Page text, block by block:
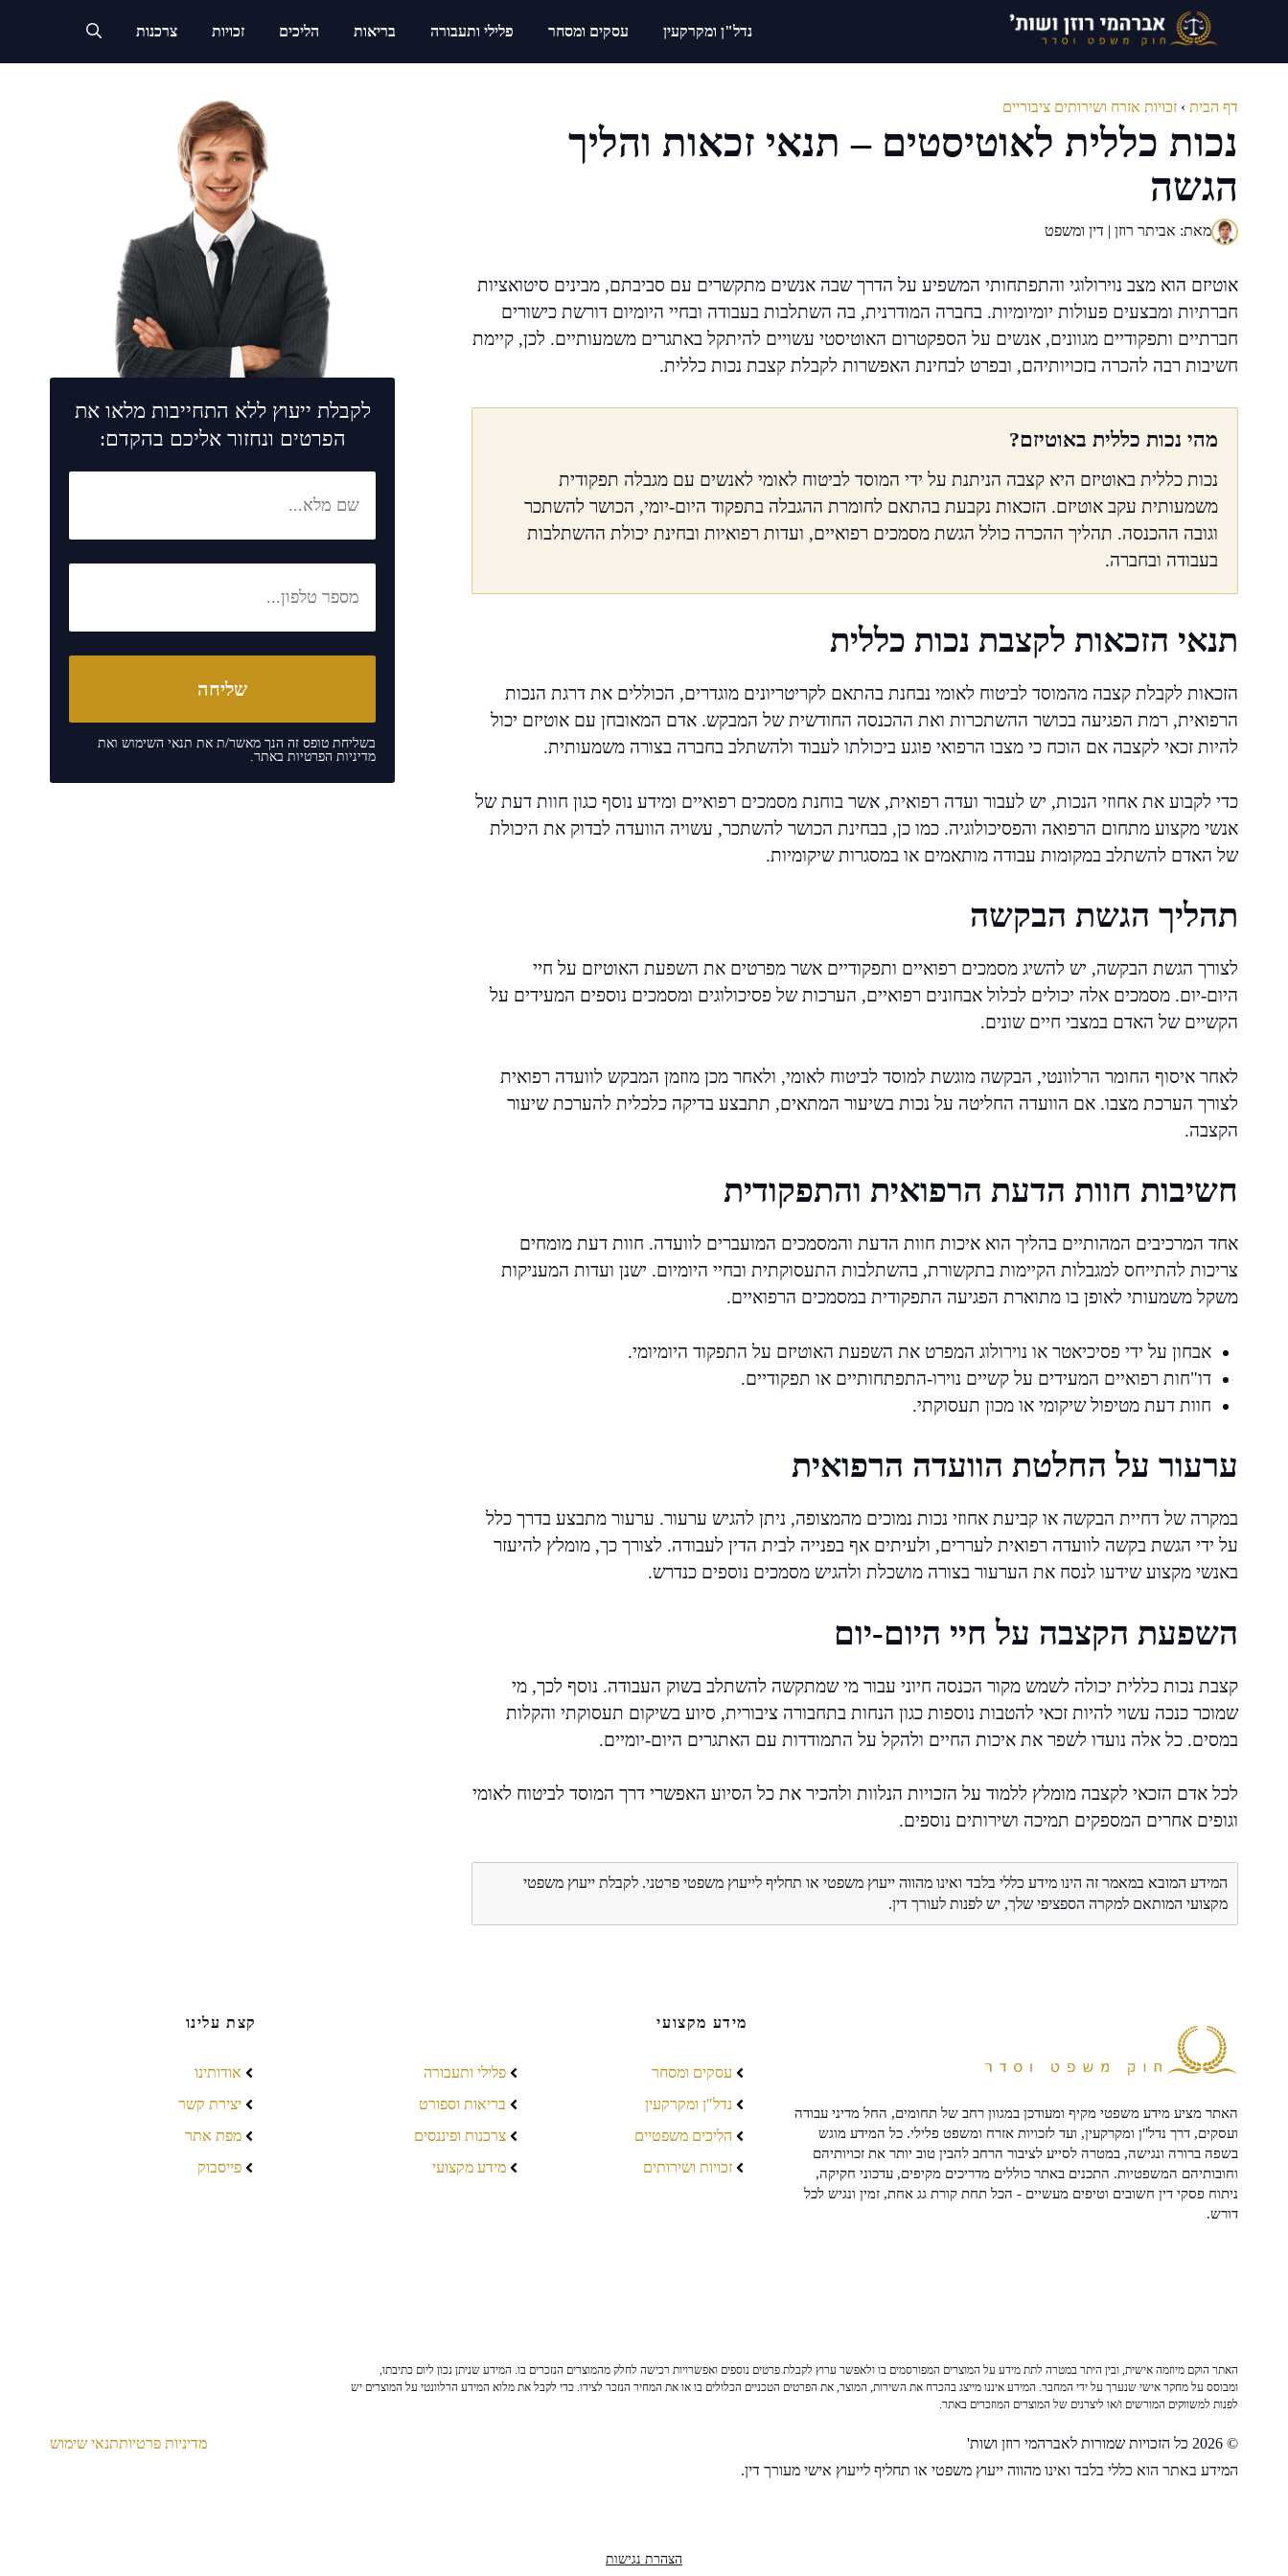
נדל"ן ומקרקעין עסקים ומסחר פלילי ותעבורה בריאות הליכים זכויות צרכנות
דף הבית › זכויות אזרח ושירותים ציבוריים
נכות כללית לאוטיסטים – תנאי זכאות והליך
הגשה
מאת: אביתר רוזן | דין ומשפט
אוטיזם הוא מצב נוירולוגי והתפתחותי המשפיע על הדרך שבה אנשים מתקשרים עם סביבתם, מבינים סיטואציות
חברתיות ומבצעים פעולות יומיומיות. בחברה המודרנית, בה השתלבות בעבודה ובחיי היומיום דורשת כישורים
חברתיים ותפקודיים מגוונים, אנשים על הספקטרום האוטיסטי עשויים להיתקל באתגרים משמעותיים. לכן, קיימת
חשיבות רבה להכרה בזכויותיהם, ובפרט לבחינת האפשרות לקבלת קצבת נכות כללית.
מהי נכות כללית באוטיזם?
נכות כללית באוטיזם היא קצבה הניתנת על ידי המוסד לביטוח לאומי לאנשים עם מגבלה תפקודית
משמעותית עקב אוטיזם. הזכאות נקבעת בהתאם לחומרת ההגבלה בתפקוד היום-יומי, הכושר להשתכר
וגובה ההכנסה. תהליך ההכרה כולל הגשת מסמכים רפואיים, ועדות רפואיות ובחינת יכולת ההשתלבות
בעבודה ובחברה.
תנאי הזכאות לקצבת נכות כללית
הזכאות לקבלת קצבה מהמוסד לביטוח לאומי נבחנת בהתאם לקריטריונים מוגדרים, הכוללים את דרגת הנכות
הרפואית, רמת הפגיעה בכושר ההשתכרות ואת ההכנסה החודשית של המבקש. אדם המאובחן עם אוטיזם יכול
להיות זכאי לקצבה אם הוכח כי מצבו הרפואי פוגע ביכולתו לעבוד ולהשתלב בחברה בצורה משמעותית.
כדי לקבוע את אחוזי הנכות, יש לעבור ועדה רפואית, אשר בוחנת מסמכים רפואיים ומידע נוסף כגון חוות דעת של
אנשי מקצוע מתחום הרפואה והפסיכולוגיה. כמו כן, בבחינת הכושר להשתכר, עשויה הוועדה לבדוק את היכולת
של האדם להשתלב במקומות עבודה מותאמים או במסגרות שיקומיות.
תהליך הגשת הבקשה
לצורך הגשת הבקשה, יש להשיג מסמכים רפואיים ותפקודיים אשר מפרטים את השפעת האוטיזם על חיי
היום-יום. מסמכים אלה יכולים לכלול אבחונים רפואיים, הערכות של פסיכולוגים ומסמכים נוספים המעידים על
הקשיים של האדם במצבי חיים שונים.
לאחר איסוף החומר הרלוונטי, הבקשה מוגשת למוסד לביטוח לאומי, ולאחר מכן מוזמן המבקש לוועדה רפואית
לצורך הערכת מצבו. אם הוועדה החליטה על נכות בשיעור המתאים, תתבצע בדיקה כלכלית להערכת שיעור
הקצבה.
חשיבות חוות הדעת הרפואית והתפקודית
אחד המרכיבים המהותיים בהליך הוא איכות חוות הדעת והמסמכים המועברים לוועדה. חוות דעת מומחים
צריכות להתייחס למגבלות הקיימות בתקשורת, בהשתלבות התעסוקתית ובחיי היומיום. ישנן ועדות המעניקות
משקל משמעותי לאופן בו מתוארת הפגיעה התפקודית במסמכים הרפואיים.
אבחון על ידי פסיכיאטר או נוירולוג המפרט את השפעת האוטיזם על התפקוד היומיומי.
דו"חות רפואיים המעידים על קשיים נוירו-התפתחותיים או תפקודיים.
חוות דעת מטיפול שיקומי או מכון תעסוקתי.
ערעור על החלטת הוועדה הרפואית
במקרה של דחיית הבקשה או קביעת אחוזי נכות נמוכים מהמצופה, ניתן להגיש ערעור. ערעור מתבצע בדרך כלל
על ידי הגשת בקשה לוועדה רפואית לעררים, ולעיתים אף בפנייה לבית הדין לעבודה. לצורך כך, מומלץ להיעזר
באנשי מקצוע שידעו לנסח את הערעור בצורה מושכלת ולהגיש מסמכים נוספים כנדרש.
השפעת הקצבה על חיי היום-יום
קצבת נכות כללית יכולה לשמש מקור הכנסה חיוני עבור מי שמתקשה להשתלב בשוק העבודה. נוסף לכך, מי
שמוכר כנכה עשוי להיות זכאי להטבות נוספות כגון הנחות בתחבורה ציבורית, סיוע בשיקום תעסוקתי והקלות
במסים. כל אלה נועדו לשפר את איכות החיים ולהקל על התמודדות עם האתגרים היום-יומיים.
לכל אדם הזכאי לקצבה מומלץ ללמוד על הזכויות הנלוות ולהכיר את כל הסיוע האפשרי דרך המוסד לביטוח לאומי
וגופים אחרים המספקים תמיכה ושירותים נוספים.
המידע המובא במאמר זה הינו מידע כללי בלבד ואינו מהווה ייעוץ משפטי או תחליף לייעוץ משפטי פרטני. לקבלת ייעוץ משפטי
מקצועי המותאם למקרה הספציפי שלך, יש לפנות לעורך דין.
לקבלת ייעוץ ללא התחייבות מלאו את
הפרטים ונחזור אליכם בהקדם:
בשליחת טופס זה הנך מאשר/ת את תנאי השימושואת
מדיניות הפרטיותבאתר.
האתר מציע מידע משפטי מקיף ומעודכן במגוון רחב של תחומים, החל מדיני עבודה
ועסקים, דרך נדל"ן ומקרקעין, ועד לזכויות אזרח ומשפט פלילי. כל המידע מוגש
בשפה ברורה ונגישה, במטרה לסייע לציבור הרחב להבין טוב יותר את זכויותיהם
וחובותיהם המשפטיות. התכנים באתר כוללים מדריכים מקיפים, עדכוני חקיקה,
ניתוח פסקי דין חשובים וטיפים מעשיים - הכל תחת קורת גג אחת, זמין ונגיש לכל
דורש.
מידע מקצועי
עסקים ומסחר
נדל"ן ומקרקעין
הליכים משפטיים
זכויות ושירותים
פלילי ותעבורה
בריאות וספורט
צרכנות ופיננסים
מידע מקצועי
קצת עלינו
אודותינו
יצירת קשר
מפת אתר
פייסבוק
האתר הוקם מיוזמה אישית, ובין היתר במטרה לתת מידע על המוצרים המפורסמים בו ולאפשר ערוץ לקבלת פרטים נוספים ואפשרויות רכישה לחלק מהמוצרים הנזכרים בו. המידע שניתן נכון ליום כתיבתו,
ומבוסס על מחקר אישי שנערך על ידי המחבר. המידע איננו מייצג בהכרח את השירות, המוצר, את הפרטים הטכניים הכלולים בו או את המחיר הנזכר לצידו. כדי לקבל את מלוא המידע הרלוונטי על המוצרים יש
לפנות למשווקים המורשים ו/או ליצרנים של המוצרים המוזכרים באתר.
© 2026 כל הזכויות שמורות לאברהמי רוזן ושות'
המידע באתר הוא כללי בלבד ואינו מהווה ייעוץ משפטי או תחליף לייעוץ אישי מעורך דין.
מדיניות פרטיותתנאי שימוש
הצהרת נגישות